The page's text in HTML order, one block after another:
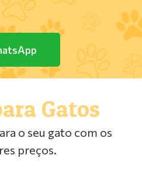
Gatos
o seu gato com os
preços.